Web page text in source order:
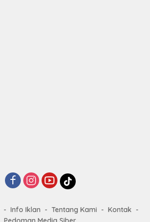
Info Iklan Tentang Kami
Kontak